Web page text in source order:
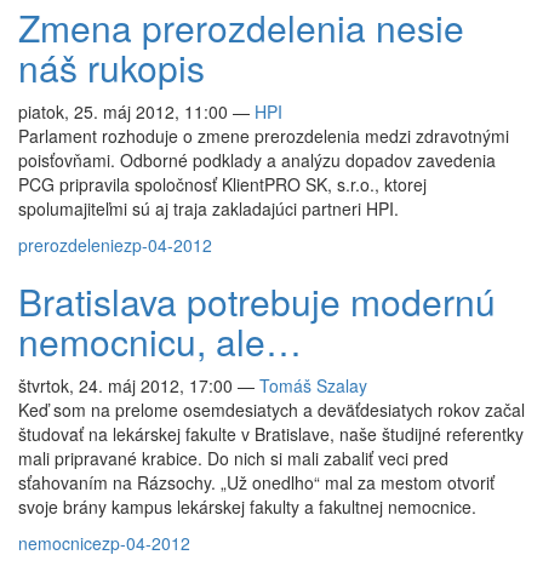
Zmena prerozdelenia nesie
náš rukopis
piatok, 25. máj 2012, 11:00 — HPI
Parlament rozhoduje o zmene prerozdelenia medzi zdravotnými
poisťovňami. Odborné podklady a analýzu dopadov zavedenia
PCG pripravila spoločnosť KlientPRO SK, s.r.o., ktorej
spolumajiteľmi sú aj traja zakladajúci partneri HPI.
prerozdeleniezp-04-2012
Bratislava potrebuje modernú
nemocnicu, ale…
štvrtok, 24. máj 2012, 17:00 — Tomáš Szalay
Keď som na prelome osemdesiatych a deväťdesiatych rokov začal
študovať na lekárskej fakulte v Bratislave, naše študijné referentky
mali pripravané krabice. Do nich si mali zabaliť veci pred
sťahovaním na Rázsochy. „Už onedlho“ mal za mestom otvoriť
svoje brány kampus lekárskej fakulty a fakultnej nemocnice.
nemocnicezp-04-2012